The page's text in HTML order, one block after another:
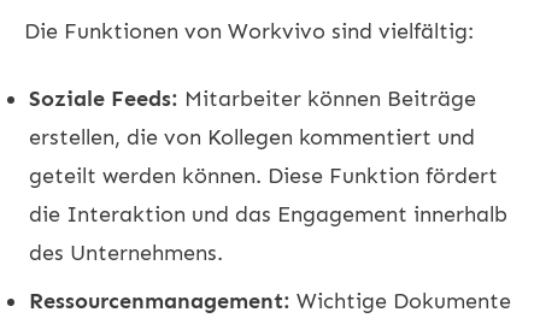
Die Funktionen von Workvivo sind vielfältig:
Soziale Feeds: Mitarbeiter können Beiträge
erstellen, die von Kollegen kommentiert und
geteilt werden können. Diese Funktion fördert
die Interaktion und das Engagement innerhalb
des Unternehmens.
Ressourcenmanagement: Wichtige Dokumente